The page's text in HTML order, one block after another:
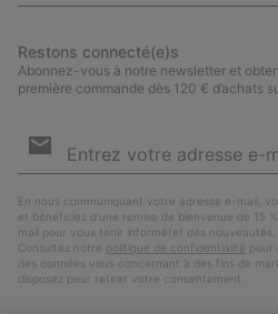
Restons connecté(e)s
Abonnez-vous à notre newsletter et
première commande dès 120 € d’achats
par
En nous communiquant votre adresse e-mail,
et bénéficiez d’une remise de bienvenue de 15
mail pour vous tenir informé(e) des
Consultez notre politique de confidentialité pour
des données vous concernant à des fins de
disposez pour retirer votre consentement.